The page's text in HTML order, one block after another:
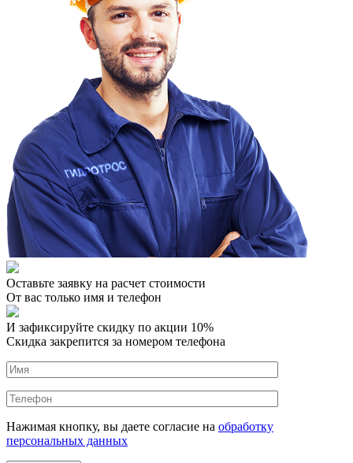
Оставьте заявку на расчет стоимости
От вас только имя и телефон
И зафиксируйте скидку по акции 10%
Скидка закрепится за номером телефона
Нажимая кнопку, вы даете согласие на обработку
персональных данных